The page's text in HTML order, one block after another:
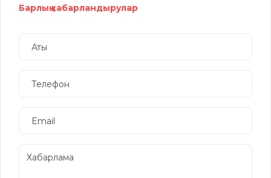
Барлық хабарландырулар